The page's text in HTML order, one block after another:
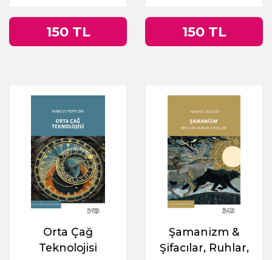
150 TL 150 TL
Orta Çağ
Teknolojisi
Şamanizm &
Şifacılar, Ruhlar,